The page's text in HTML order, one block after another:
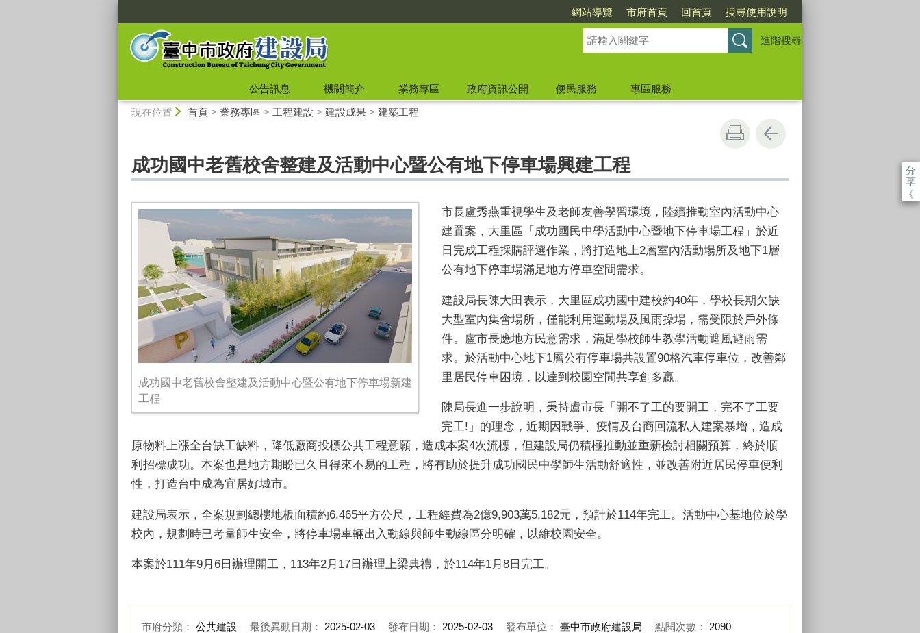
網站導覽 市府首頁 回首頁 搜尋使用說明
進階搜尋
公告訊息 機關簡介 業務專區 政府資訊公開 便民服務
專區服務
現在位置 首頁> 業務專區 > 工程建設 > 建設成果> 建築工程
分
享
《
成功國中老舊校舍整建及活動中心暨公有地下停車場興建工程
成功國中老舊校舍整建及活動中心暨公有地下停車場新建
工程
市長盧秀燕重視學生及老師友善學習環境，陸續推動室內活動中心
建置案，大里區「成功國民中學活動中心暨地下停車場工程」於近
日完成工程採購評選作業，將打造地上2層室內活動場所及地下1層
公有地下停車場滿足地方停車空間需求。
建設局長陳大田表示，大里區成功國中建校約40年，學校長期欠缺
大型室內集會場所，僅能利用運動場及風雨操場，需受限於戶外條
件。盧市長應地方民意需求，滿足學校師生教學活動遮風避雨需
求。於活動中心地下1 層公有停車場共設置90格汽車停車位，改善鄰
里居民停車困境，以達到校園空間共享創多贏。
陳局長進一步說明，秉持盧市長「開不了工的要開工，完不了工要
完工! 」的理念，近期因戰爭、疫情及台商回流私人建案暴增，造成
原物料上漲全台缺工缺料，降低廠商投標公共工程意願，造成本案4次流標，但建設局仍積極推動並重新檢討相關預算，終於順
利招標成功。本案也是地方期盼已久且得來不易的工程，將有助於提升成功國民中學師生活動舒適性，並改善附近居民停車便利
性，打造台中成為宜居好城市。
建設局表示，全案規劃總樓地板面積約6,465平方公尺，工程經費為2億9,903萬5,182元，預計於114年完工。活動中心基地位於學
校內，規劃時已考量師生安全，將停車場車輛出入動線與師生動線區分明確，以維校園安全。
本案於111年9月6日辦理開工，113年2月17日辦理上梁典禮，於114年1月8日完工。
市府分類： 公共建設 最後異動日期： 2025-02-03 發布日期： 2025-02-03 發布單位： 臺中市政府建設局 點閱次數： 2090